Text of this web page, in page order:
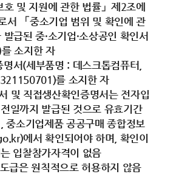
및 지원에 관한 법률」제2조에
서 「중소기업 범위 및 확인에 관
급된 중·소기업·소상공인 확인서
소지한 자
서(세부품명 : 데스크톱컴퓨터,
를 소지한 자
및 직접생산확인증명서는 전자입
일까지 발급된 것으로 유효기간
중소기업제품 공공구매 종합정보
에서 확인되어야 하며, 확인이
입찰참가자격이 없음
급은 원칙적으로 허용하지 않음